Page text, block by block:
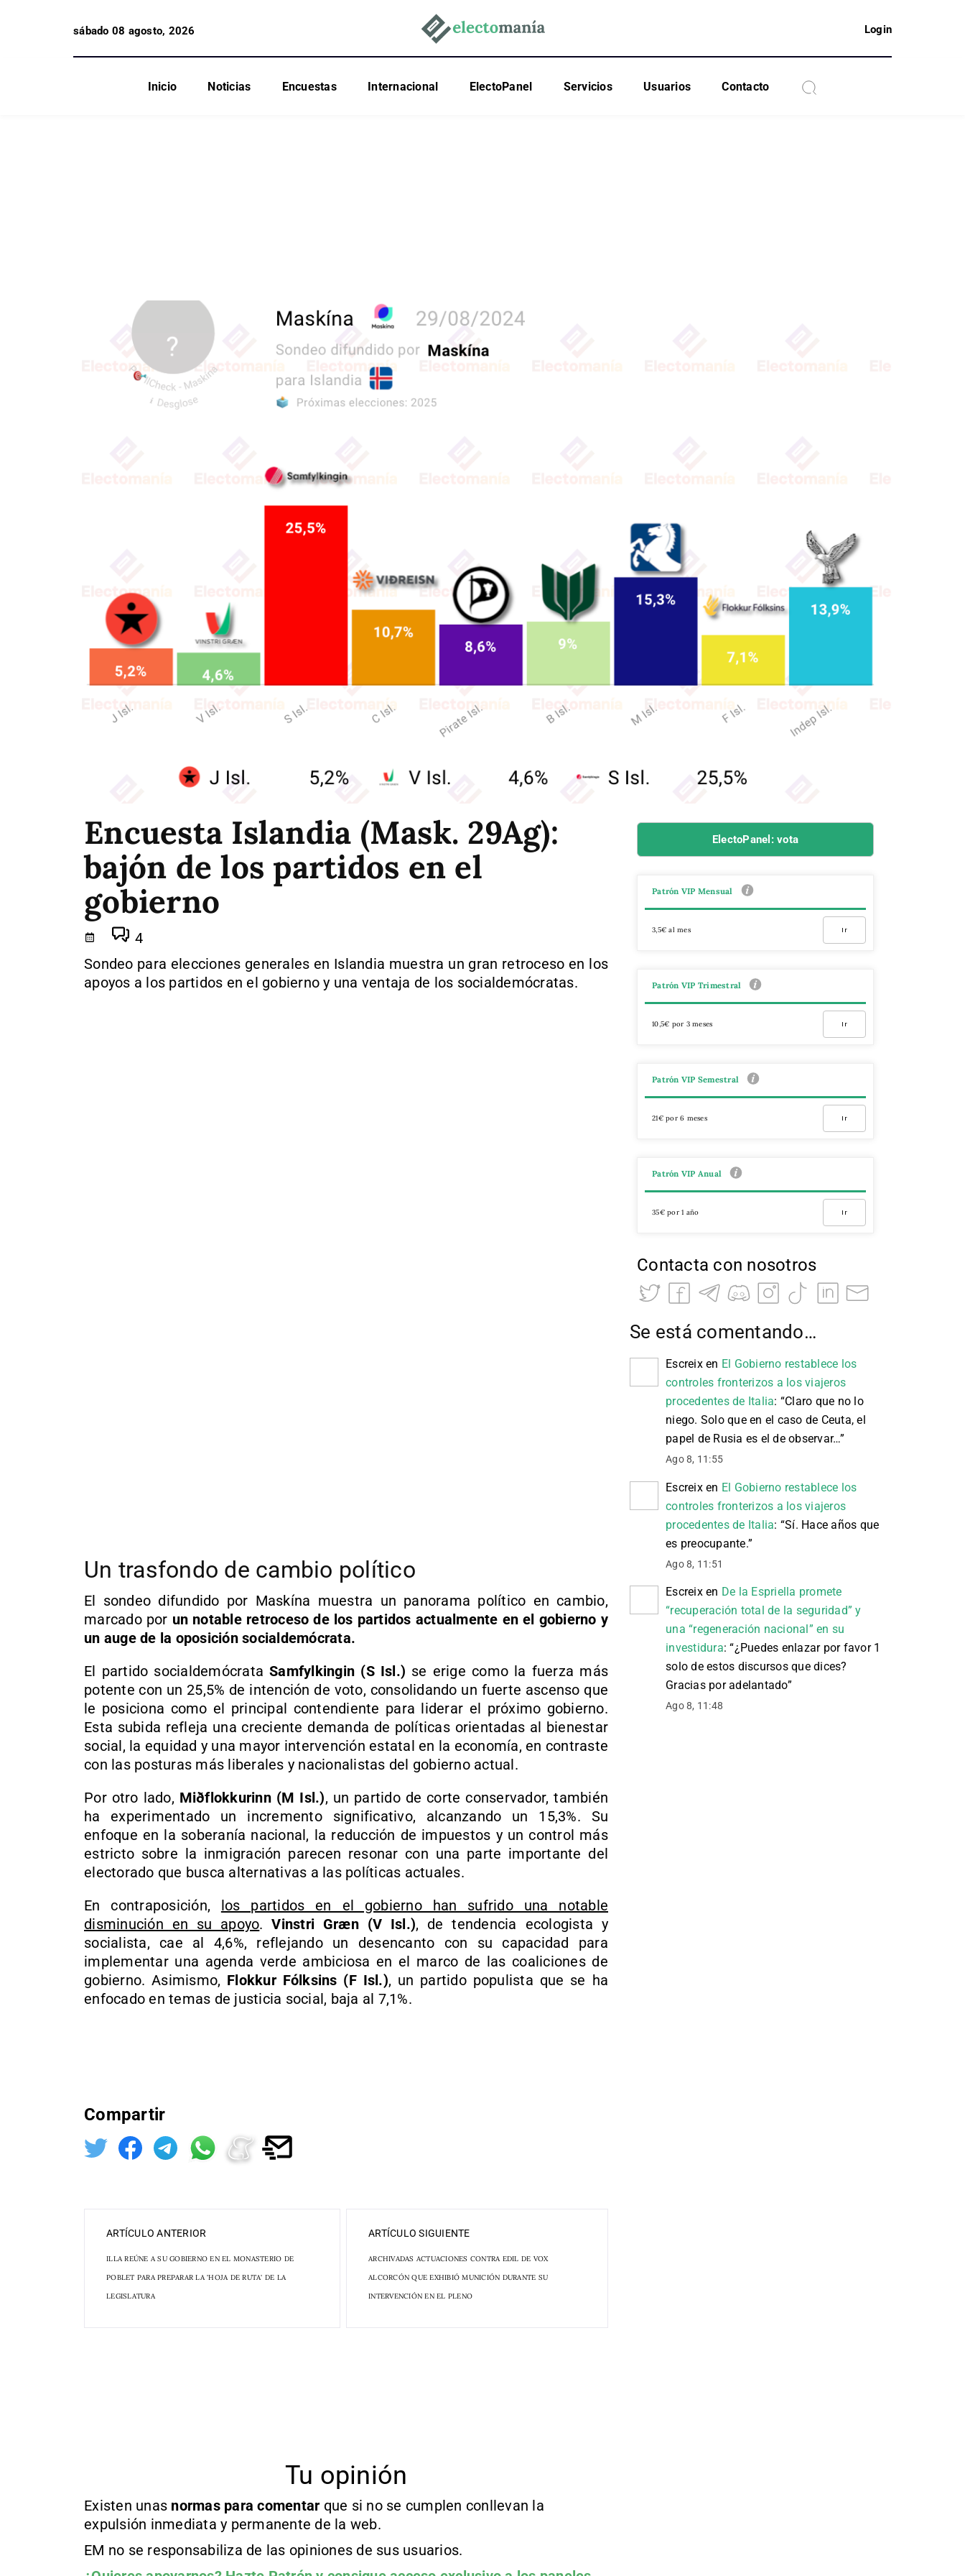
sábado 08 agosto, 2026 Login
Inicio Noticias Encuestas Internacional ElectoPanel Servicios Usuarios Contacto
Encuesta Islandia (Mask. 29Ag):
bajón de los partidos en el
gobierno
4
Sondeo para elecciones generales en Islandia muestra un gran retroceso en los
apoyos a los partidos en el gobierno y una ventaja de los socialdemócratas.
Un trasfondo de cambio político
El sondeo difundido por Maskína muestra un panorama político en cambio,
marcado por un notable retroceso de los partidos actualmente en el gobierno y
un auge de la oposición socialdemócrata.
El partido socialdemócrataSamfylkingin (S Isl.) se erige como la fuerza más
potente con un 25,5% de intención de voto, consolidando un fuerte ascenso que
le posiciona como el principal contendiente para liderar el próximo gobierno.
Esta subida refleja una creciente demanda de políticas orientadas al bienestar
social, la equidad y una mayor intervención estatal en la economía, en contraste
con las posturas más liberales y nacionalistas del gobierno actual.
Por otro lado, Miðflokkurinn (M Isl.), un partido de corte conservador, también
ha experimentado un incremento significativo, alcanzando un 15,3%. Su
enfoque en la soberanía nacional, la reducción de impuestos y un control más
estricto sobre la inmigración parecen resonar con una parte importante del
electorado que busca alternativas a las políticas actuales.
En contraposición, los partidos en el gobierno han sufrido una notable
disminución en su apoyo.Vinstri Græn (V Isl.), de tendencia ecologista y
socialista, cae al 4,6%, reflejando un desencanto con su capacidad para
implementar una agenda verde ambiciosa en el marco de las coaliciones de
gobierno. Asimismo, Flokkur Fólksins (F Isl.), un partido populista que se ha
enfocado en temas de justicia social, baja al 7,1%.
Compartir
ARTÍCULO ANTERIOR
ILLA REÚNE A SU GOBIERNO EN EL MONASTERIO DE
POBLET PARA PREPARAR LA 'HOJA DE RUTA' DE LA
LEGISLATURA
ARTÍCULO SIGUIENTE
ARCHIVADAS ACTUACIONES CONTRA EDIL DE VOX
ALCORCÓN QUE EXHIBIÓ MUNICIÓN DURANTE SU
INTERVENCIÓN EN EL PLENO
Tu opinión
Existen unas normas para comentar que si no se cumplen conllevan la
expulsión inmediata y permanente de la web.
EM no se responsabiliza de las opiniones de sus usuarios.
ElectoPanel: vota
Patrón VIP Mensual
3,5€ al mes Ir
Patrón VIP Trimestral
10,5€ por 3 meses Ir
Patrón VIP Semestral
21€ por 6 meses Ir
Patrón VIP Anual
35€ por 1 año Ir
Contacta con nosotros
Se está comentando…
Escreixen El Gobierno restablece los
controles fronterizos a los viajeros
procedentes de Italia: “Claro que no lo
niego. Solo que en el caso de Ceuta, el
papel de Rusia es el de observar…”
Ago 8, 11:55
Escreixen El Gobierno restablece los
controles fronterizos a los viajeros
procedentes de Italia: “Sí. Hace años que
es preocupante.”
Ago 8, 11:51
Escreixen De la Espriella promete
“recuperación total de la seguridad” y
una “regeneración nacional” en su
investidura: “¿Puedes enlazar por favor 1
solo de estos discursos que dices?
Gracias por adelantado”
Ago 8, 11:48